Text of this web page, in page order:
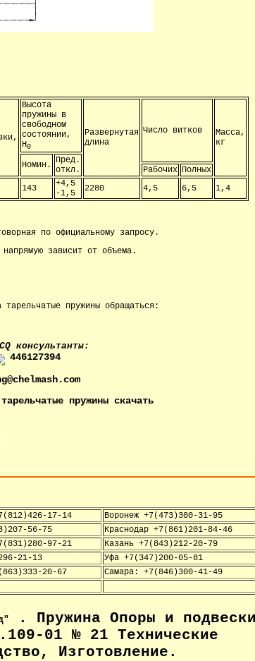
Высота
пружины в
свободном
состоянии,
H0
Развернутая
длина
Число витков
Масса,
кг
Номин.
Пред.
откл.
Рабочих Полных
143
+4,5
-1,5
2280 4,5 6,5 1,4
по официальному запросу.
зависит от объема.
пружины обращаться:
консультанты:
446127394
пружины скачать
17-14
Воронеж +7(473)300-31-95
56-75
Краснодар +7(861)201-84-46
97-21
Казань +7(843)212-20-79
21-13
Уфа +7(347)200-05-81
20-67
Самара: +7(846)300-41-49
. Пружина Опоры и подвески
01 № 21 Технические
Изготовление .